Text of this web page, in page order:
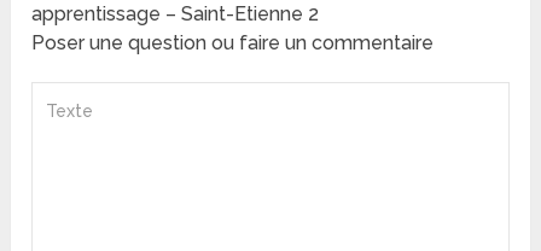
apprentissage – Saint-Etienne 2
Poser une question ou faire un commentaire